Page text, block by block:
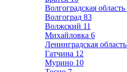
Волгоградская область
Волгоград 83
Волжский 11
Михайловка 6
Ленинградская область
Гатчина 12
Мурино 10